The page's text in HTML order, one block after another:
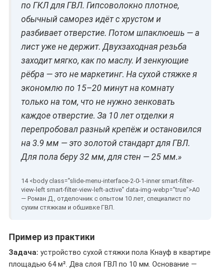
по ГКЛ для ГВЛ. Гипсоволокно плотное,
обычный саморез идёт с хрустом и
разбивает отверстие. Потом шпаклюешь — а
лист уже не держит. Двухзаходная резьба
заходит мягко, как по маслу. И зенкующие
рёбра — это не маркетинг. На сухой стяжке я
экономлю по 15–20 минут на комнату
только на том, что не нужно зенковать
каждое отверстие. За 10 лет отделки я
перепробовал разный крепёж и остановился
на 3.9 мм — это золотой стандарт для ГВЛ.
Для пола беру 32 мм, для стен — 25 мм.»
— Роман Д., отделочник с опытом 10 лет, специалист по
сухим стяжкам и обшивке ГВЛ.
Пример из практики
Задача: устройство сухой стяжки пола Кнауф в квартире
площадью 64 м². Два слоя ГВЛ по 10 мм. Основание —